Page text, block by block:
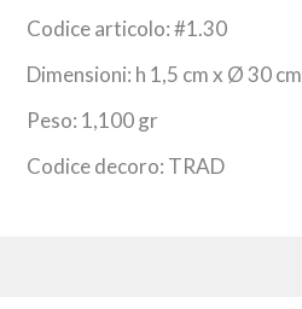
Codice articolo: #1.30
Dimensioni: h 1,5 cm x Ø 30 cm
Peso: 1,100 gr
Codice decoro: TRAD